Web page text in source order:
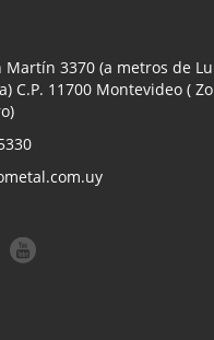
Martín 3370 (a metros de
C.P. 11700 Montevideo (